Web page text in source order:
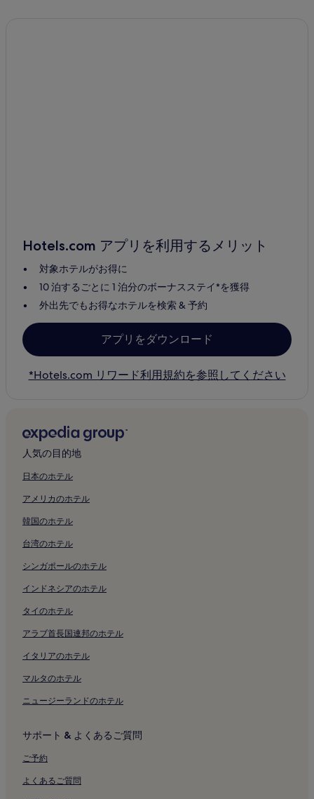
Hotels.com アプリを利用するメリット
対象ホテルがお得に
10 泊するごとに 1 泊分のボーナスステイ*を獲得
外出先でもお得なホテルを検索 & 予約
アプリをダウンロード
*Hotels.com リワード利用規約を参照してください
人気の目的地
日本のホテル
アメリカのホテル
韓国のホテル
台湾のホテル
シンガポールのホテル
インドネシアのホテル
タイのホテル
アラブ首長国連邦のホテル
イタリアのホテル
マルタのホテル
ニュージーランドのホテル
サポート & よくあるご質問
ご予約
よくあるご質問